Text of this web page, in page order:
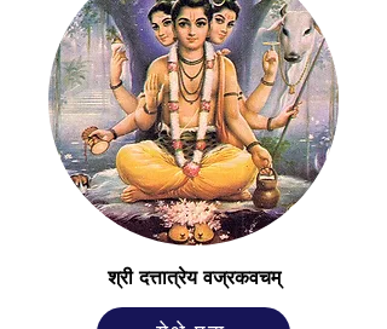
श्री दत्तात्रेय वज्रकवचम्